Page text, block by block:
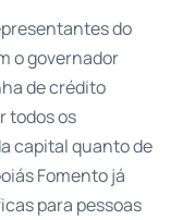
do
o governador
de crédito
todos os
capital quanto de
Fomento já
para pessoas